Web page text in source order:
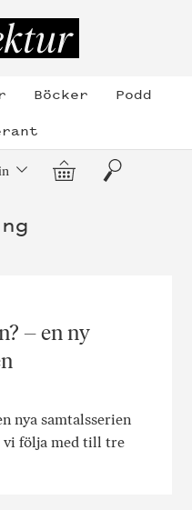
Böcker
Podd
Varukorg
Sök
– en ny
nya samtalsserien
vi följa med till tre